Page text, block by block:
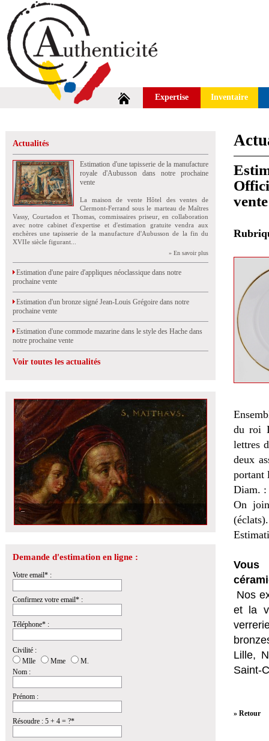
Expertise Inventaire
Actualités
Estimation d'une tapisserie de la manufacture
royale d'Aubusson dans notre prochaine
vente
La maison de vente Hôtel des ventes de
Clermont-Ferrand sous le marteau de Maîtres
Vassy, Courtadon et Thomas, commissaires priseur, en collaboration
avec notre cabinet d'expertise et d'estimation gratuite vendra aux
enchères une tapisserie de la manufacture d'Aubusson de la fin du
XVIIe siècle figurant...
» En savoir plus
Estimation d'une paire d'appliques néoclassique dans notre
prochaine vente
Estimation d'un bronze signé Jean-Louis Grégoire dans notre
prochaine vente
Estimation d'une commode mazarine dans le style des Hache dans
notre prochaine vente
Voir toutes les actualités
Demande d'estimation en ligne :
Votre email* :
Confirmez votre email* :
Téléphone* :
Civilité :
Mlle
Mme
M.
Nom :
Prénom :
Résoudre : 5 + 4 = ?*
du roi
lettres
deux
portant
Diam. :
On
(éclats).
Vous
Nos
et la
Lille,
Saint-
» Retour